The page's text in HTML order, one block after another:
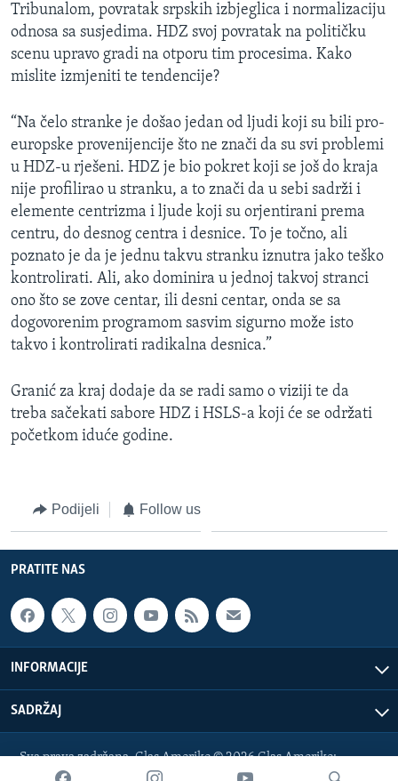
Tribunalom, povratak srpskih izbjeglica i normalizaciju
odnosa sa susjedima. HDZ svoj povratak na političku
scenu upravo gradi na otporu tim procesima. Kako
mislite izmjeniti te tendencije?
“Na čelo stranke je došao jedan od ljudi koji su bili pro-
europske provenijencije što ne znači da su svi problemi
u HDZ-u rješeni. HDZ je bio pokret koji se još do kraja
nije profilirao u stranku, a to znači da u sebi sadrži i
elemente centrizma i ljude koji su orjentirani prema
centru, do desnog centra i desnice. To je točno, ali
poznato je da je jednu takvu stranku iznutra jako teško
kontrolirati. Ali, ako dominira u jednoj takvoj stranci
ono što se zove centar, ili desni centar, onda se sa
dogovorenim programom sasvim sigurno može isto
takvo i kontrolirati radikalna desnica.”
Granić za kraj dodaje da se radi samo o viziji te da
treba sačekati sabore HDZ i HSLS-a koji će se održati
početkom iduće godine.
Podijeli Follow us
PRATITE NAS
INFORMACIJE
SADRŽAJ
Sva prava zadržana. Glas Amerike © 2026 Glas Amerike:
bosnian-service@voanews.com